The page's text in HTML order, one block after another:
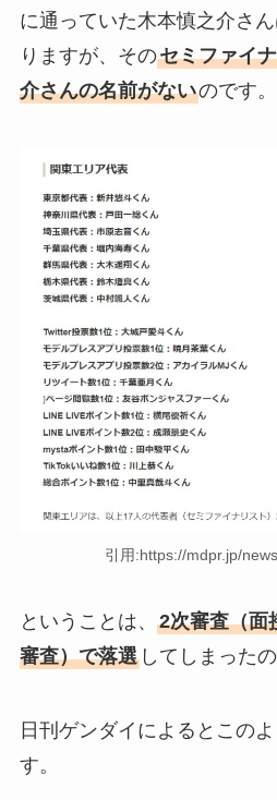
に通っていた木本慎之介さ
りますが、そのセミファイ
介さんの名前がないのです。
引用:https://mdpr.jp/
ということは、 2次審査（面
審査）で落選してしまったの
日刊ゲンダイによるとこの
す。